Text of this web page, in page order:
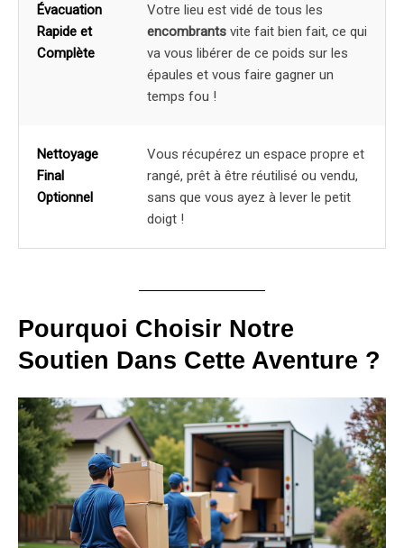
Évacuation
Rapide et
Complète
Votre lieu est vidé de tous les
encombrants vite fait bien fait, ce qui
va vous libérer de ce poids sur les
épaules et vous faire gagner un
temps fou !
Nettoyage
Final
Optionnel
Vous récupérez un espace propre et
rangé, prêt à être réutilisé ou vendu,
sans que vous ayez à lever le petit
doigt !
Pourquoi Choisir Notre
Soutien Dans Cette Aventure ?